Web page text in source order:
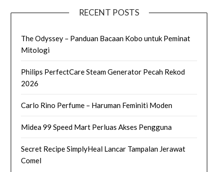
RECENT POSTS
The Odyssey – Panduan Bacaan Kobo untuk Peminat
Mitologi
Philips PerfectCare Steam Generator Pecah Rekod
2026
Carlo Rino Perfume – Haruman Feminiti Moden
Midea 99 Speed Mart Perluas Akses Pengguna
Secret Recipe SimplyHeal Lancar Tampalan Jerawat
Comel